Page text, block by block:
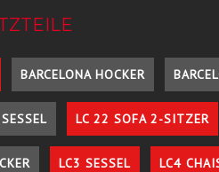
BARCELONA HOCKER
LC 22 SOFA 2-SITZER
LC3 SESSEL LC4